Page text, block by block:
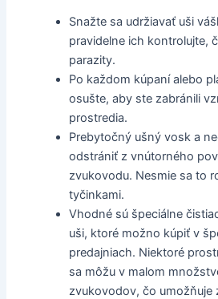
Snažte sa udržiavať uši
pravidelne ich kontrolujte,
parazity.
Po každom kúpaní alebo
osušte, aby ste zabránili
prostredia.
Prebytočný ušný vosk a
odstrániť z vnútorného
zvukovodu. Nesmie sa to
tyčinkami.
Vhodné sú špeciálne
uši, ktoré možno kúpiť v
predajniach. Niektoré
sa môžu v malom
zvukovodov, čo umožňuje